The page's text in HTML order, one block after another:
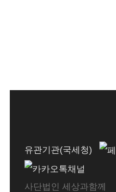
유관기관(국세청)
사단법인 세상과함께